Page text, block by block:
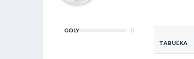
TABUĽKA
GÓLY 0